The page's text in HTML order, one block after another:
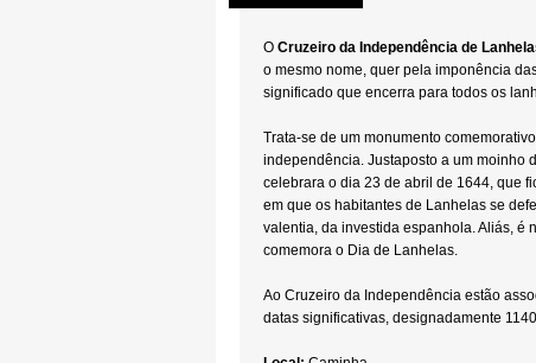
O Cruzeiro da Independência de
o mesmo nome, quer pela imponência
significado que encerra para todos os
Trata-se de um monumento
independência. Justaposto a um moinho
celebrara o dia 23 de abril de 1644, que
em que os habitantes de Lanhelas se
valentia, da investida espanhola. Aliás, é
comemora o Dia de Lanhelas.
Ao Cruzeiro da Independência estão
datas significativas, designadamente